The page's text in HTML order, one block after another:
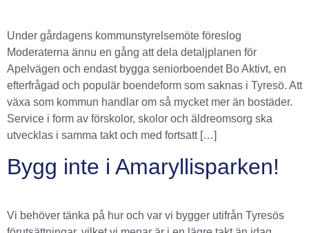
Under gårdagens kommunstyrelsemöte föreslog
Moderaterna ännu en gång att dela detaljplanen för
Apelvägen och endast bygga seniorboendet Bo Aktivt, en
efterfrågad och populär boendeform som saknas i Tyresö. Att
växa som kommun handlar om så mycket mer än bostäder.
Service i form av förskolor, skolor och äldreomsorg ska
utvecklas i samma takt och med fortsatt […]
Bygg inte i Amaryllisparken!
Vi behöver tänka på hur och var vi bygger utifrån Tyresös